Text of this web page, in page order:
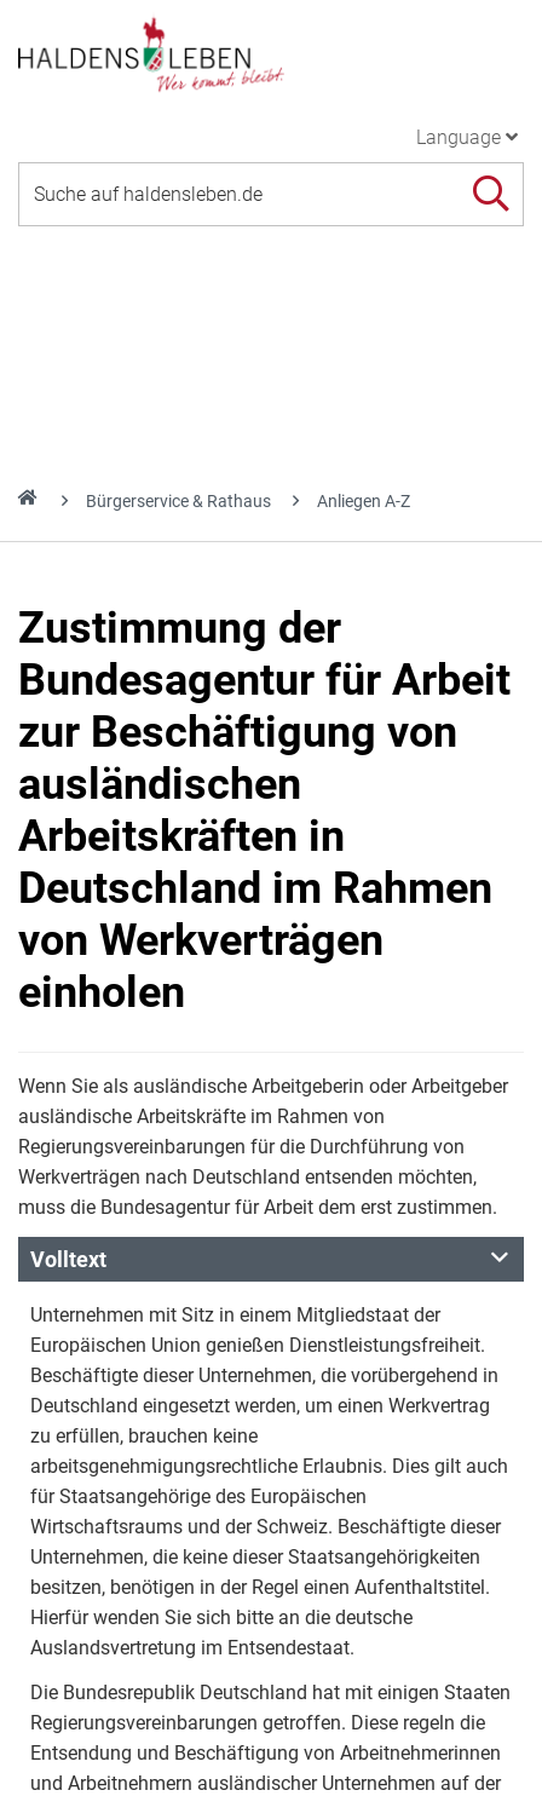
Language
Bürgerservice & Rathaus Anliegen A-Z
Zustimmung der
Bundesagentur für Arbeit
zur Beschäftigung von
ausländischen
Arbeitskräften in
Deutschland im Rahmen
von Werkverträgen
einholen
Wenn Sie als ausländische Arbeitgeberin oder Arbeitgeber
ausländische Arbeitskräfte im Rahmen von
Regierungsvereinbarungen für die Durchführung von
Werkverträgen nach Deutschland entsenden möchten,
muss die Bundesagentur für Arbeit dem erst zustimmen.
Volltext
Unternehmen mit Sitz in einem Mitgliedstaat der
Europäischen Union genießen Dienstleistungsfreiheit.
Beschäftigte dieser Unternehmen, die vorübergehend in
Deutschland eingesetzt werden, um einen Werkvertrag
zu erfüllen, brauchen keine
arbeitsgenehmigungsrechtliche Erlaubnis. Dies gilt auch
für Staatsangehörige des Europäischen
Wirtschaftsraums und der Schweiz. Beschäftigte dieser
Unternehmen, die keine dieser Staatsangehörigkeiten
besitzen, benötigen in der Regel einen Aufenthaltstitel.
Hierfür wenden Sie sich bitte an die deutsche
Auslandsvertretung im Entsendestaat.
Die Bundesrepublik Deutschland hat mit einigen Staaten
Regierungsvereinbarungen getroffen. Diese regeln die
Entsendung und Beschäftigung von Arbeitnehmerinnen
und Arbeitnehmern ausländischer Unternehmen auf der